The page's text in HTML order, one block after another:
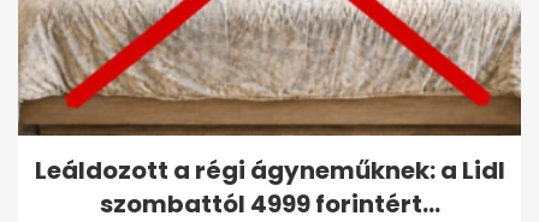
Leáldozott a régi ágyneműknek: a Lidl
szombattól 4999 forintért...